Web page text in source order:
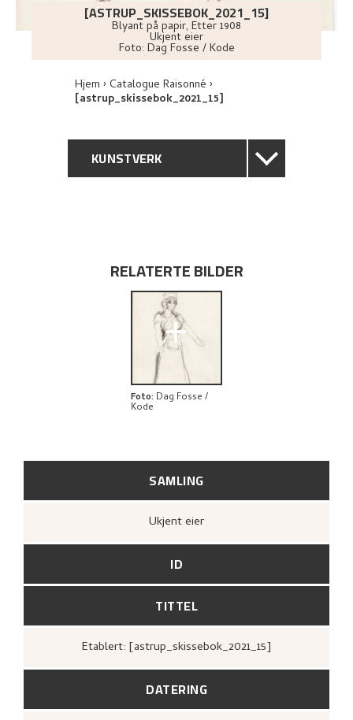
[ASTRUP_SKISSEBOK_2021_15]
Blyant på papir, Etter1908
Ukjent eier
Foto: Dag Fosse / Kode
Hjem Catalogue Raisonné
[astrup_skissebok_2021_15]
KUNSTVERK
UTFORSK
SAMLING
Ukjent eier
ID
TITTEL
Etablert: [astrup_skissebok_2021_15]
DATERING
RELATERTE BILDER
+
Foto: Dag Fosse /
Kode